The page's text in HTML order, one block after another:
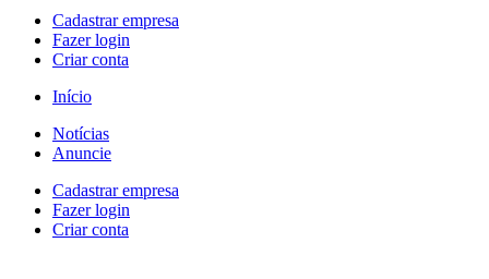
Cadastrar empresa
Fazer login
Criar conta
Início
Notícias
Anuncie
Cadastrar empresa
Fazer login
Criar conta